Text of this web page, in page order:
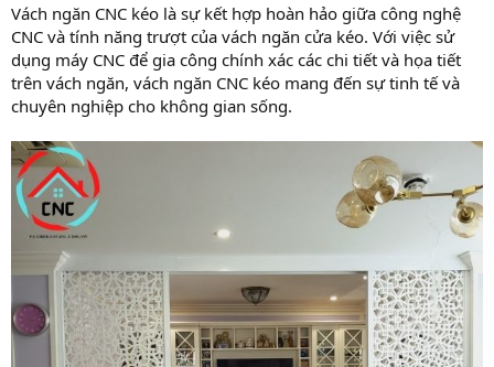
Vách ngăn CNC kéo là sự kết hợp hoàn hảo giữa công nghệ
CNC và tính năng trượt của vách ngăn cửa kéo. Với việc sử
dụng máy CNC để gia công chính xác các chi tiết và họa tiết
trên vách ngăn, vách ngăn CNC kéo mang đến sự tinh tế và
chuyên nghiệp cho không gian sống.